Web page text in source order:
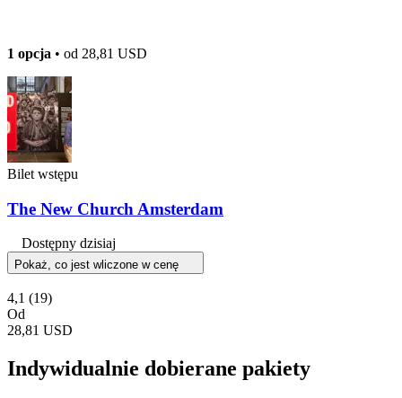
1 opcja • od 28,81 USD
Bilet wstępu
The New Church Amsterdam
Dostępny dzisiaj
Pokaż, co jest wliczone w cenę
4,1 (19)
Od
28,81 USD
Indywidualnie dobierane pakiety